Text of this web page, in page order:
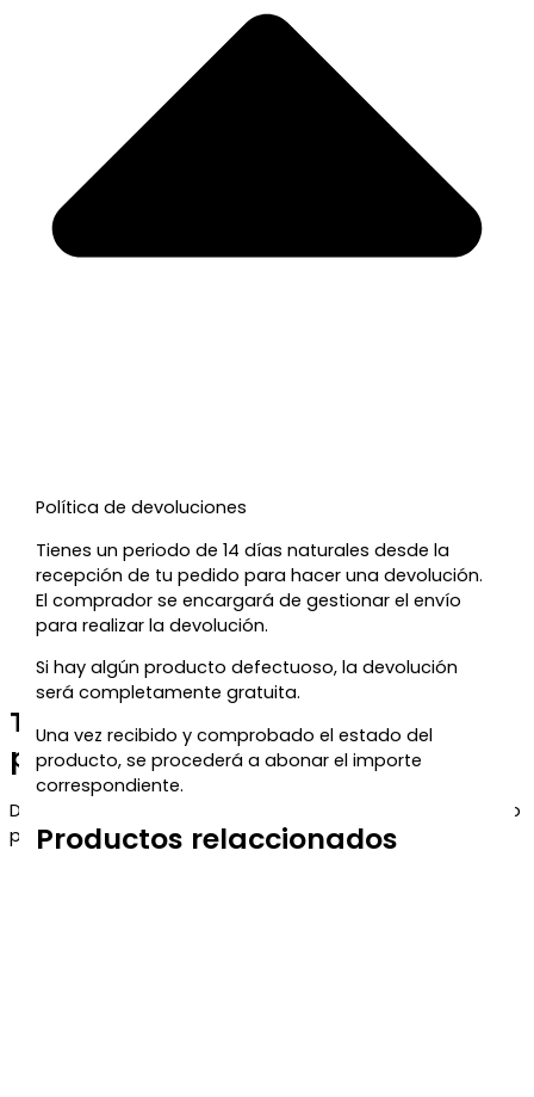
Política de devoluciones
Tienes un periodo de 14 días naturales desde la
recepción de tu pedido para hacer una devolución.
El comprador se encargará de gestionar el envío
para realizar la devolución.
Si hay algún producto defectuoso, la devolución
será completamente gratuita.
Una vez recibido y comprobado el estado del
producto, se procederá a abonar el importe
correspondiente.
Productos relaccionados
Te regalamos un 5% de descuento
para tu próxima compra
Déjanos tu correo y te enviaremos el código de descuento
para que puedas aprovecharlo en tu próximo pedido.